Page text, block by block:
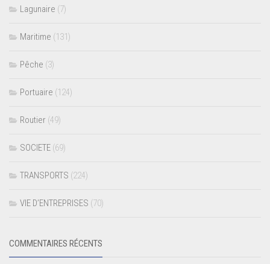
Lagunaire (7)
Maritime (131)
Pêche (3)
Portuaire (124)
Routier (49)
SOCIETE (69)
TRANSPORTS (224)
VIE D’ENTREPRISES (70)
COMMENTAIRES RÉCENTS